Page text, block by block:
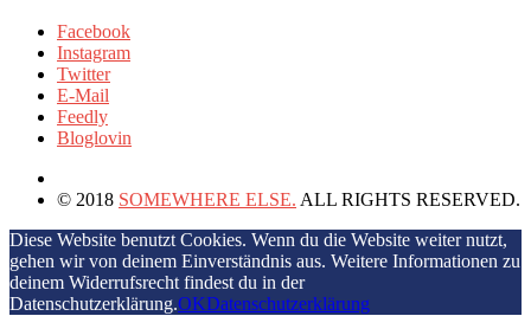
Facebook
Instagram
Twitter
E-Mail
Feedly
Bloglovin
© 2018 SOMEWHERE ELSE. ALL RIGHTS RESERVED.
Diese Website benutzt Cookies. Wenn du die Website weiter nutzt,
gehen wir von deinem Einverständnis aus. Weitere Informationen zu
deinem Widerrufsrecht findest du in der
Datenschutzerklärung.OKDatenschutzerklärung